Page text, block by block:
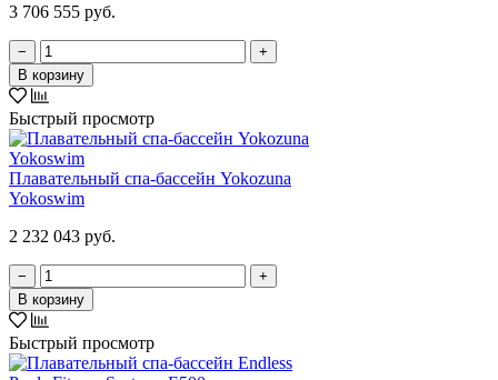
3 706 555 руб.
−
+
В корзину
Быстрый просмотр
Плавательный спа-бассейн Yokozuna
Yokoswim
2 232 043 руб.
−
+
В корзину
Быстрый просмотр